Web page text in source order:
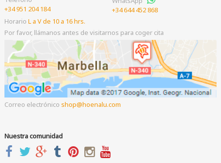
+34 951 204 184
+34 644 452 868
Horario L a V de 10 a 16 hrs.
Por favor, llámanos antes de visitarnos para coger cita
Correo electrónico shop hoenalu.com
Nuestra comunidad